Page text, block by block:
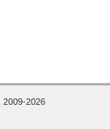
2009-2026